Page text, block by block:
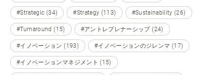
#Strategic (34) #Strategy (113) #Sustainability (26)
#Turnaround (15) #アントレプレナーシップ (24)
#イノベーション (193) #イノベーションのジレンマ (17)
#イノベーションマネジメント (15)